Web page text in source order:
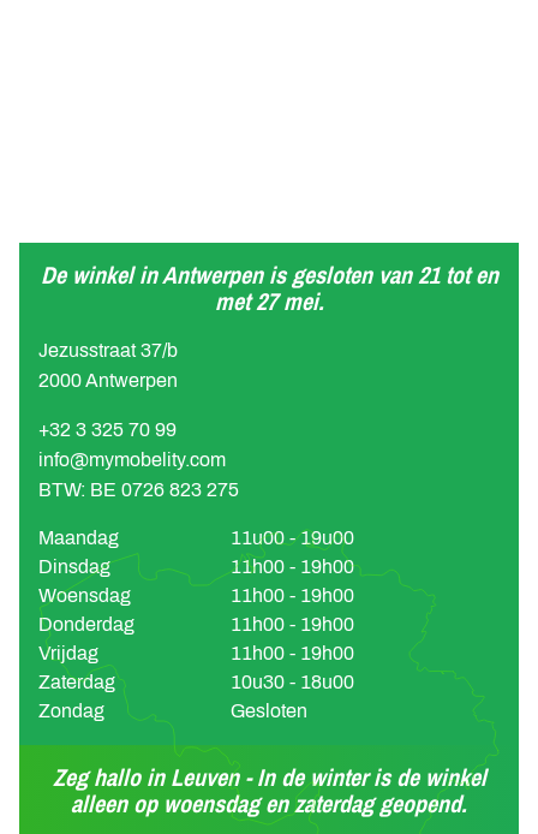
De winkel in Antwerpen is gesloten van 21 tot en
met 27 mei.
Jezusstraat 37/b
2000 Antwerpen
+32 3 325 70 99
info@mymobelity.com
BTW: BE 0726 823 275
Maandag
11u00 - 19u00
Dinsdag
11h00 - 19h00
Woensdag
11h00 - 19h00
Donderdag
11h00 - 19h00
Vrijdag
11h00 - 19h00
Zaterdag
10u30 - 18u00
Zondag
Gesloten
Zeg hallo in Leuven - In de winter is de winkel
alleen op woensdag en zaterdag geopend.